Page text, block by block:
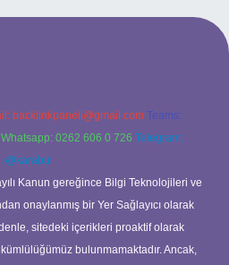
backlinkpaneli@gmail.com Teams:
Whatsapp: 0262 606 0 726 Telegram:
@karabul
Kanun gereğince Bilgi Teknolojileri ve
onaylanmış bir Yer Sağlayıcı olarak
sitedeki içerikleri proaktif olarak
bulunmamaktadır. Ancak,